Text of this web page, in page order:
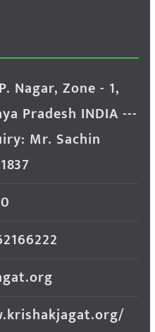
Nagar, Zone - 1,
Pradesh INDIA ---
Mr. Sachin